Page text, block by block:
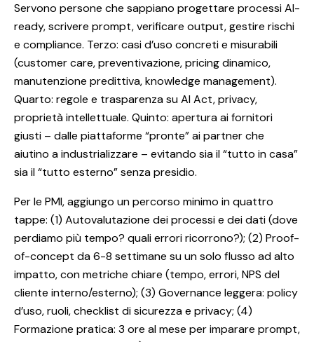
Servono persone che sappiano progettare processi AI-
ready, scrivere prompt, verificare output, gestire rischi
e compliance. Terzo: casi d’uso concreti e misurabili
(customer care, preventivazione, pricing dinamico,
manutenzione predittiva, knowledge management).
Quarto: regole e trasparenza su AI Act, privacy,
proprietà intellettuale. Quinto: apertura ai fornitori
giusti – dalle piattaforme “pronte” ai partner che
aiutino a industrializzare – evitando sia il “tutto in casa”
sia il “tutto esterno” senza presidio.
Per le PMI, aggiungo un percorso minimo in quattro
tappe: (1) Autovalutazione dei processi e dei dati (dove
perdiamo più tempo? quali errori ricorrono?); (2) Proof-
of-concept da 6-8 settimane su un solo flusso ad alto
impatto, con metriche chiare (tempo, errori, NPS del
cliente interno/esterno); (3) Governance leggera: policy
d’uso, ruoli, checklist di sicurezza e privacy; (4)
Formazione pratica: 3 ore al mese per imparare prompt,